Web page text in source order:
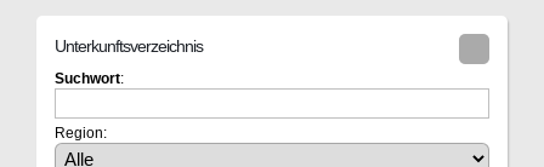
Unterkunftsverzeichnis
Suchwort:
Region: